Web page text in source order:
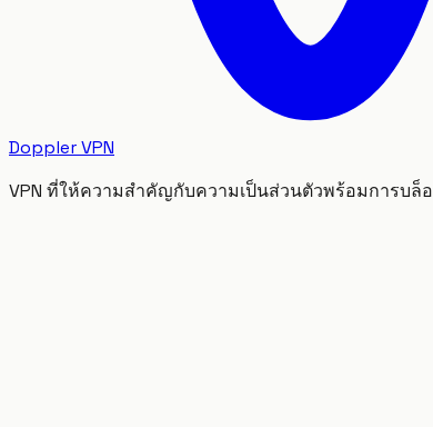
Doppler VPN
VPN ที่ให้ความสำคัญกับความเป็นส่วนตัวพร้อมการบ